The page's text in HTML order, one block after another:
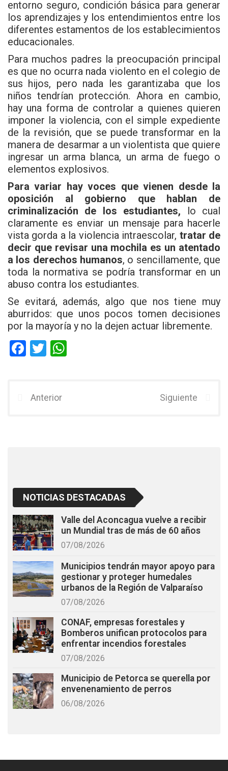
entorno seguro, condición básica para generar
los aprendizajes y los entendimientos entre los
diferentes estamentos de los establecimientos
educacionales.
Para muchos padres la preocupación principal
es que no ocurra nada violento en el colegio de
sus hijos, pero nada les garantizaba que los
niños tendrían protección. Ahora en cambio,
hay una forma de controlar a quienes quieren
imponer la violencia, con el simple expediente
de la revisión, que se puede transformar en la
manera de desarmar a un violentista que quiere
ingresar un arma blanca, un arma de fuego o
elementos explosivos.
Para variar hay voces que vienen desde la
oposición al gobierno que hablan de
criminalización de los estudiantes, lo cual
claramente es enviar un mensaje para hacerle
vista gorda a la violencia intraescolar, tratar de
decir que revisar una mochila es un atentado
a los derechos humanos, o sencillamente, que
toda la normativa se podría transformar en un
abuso contra los estudiantes.
Se evitará, además, algo que nos tiene muy
aburridos: que unos pocos tomen decisiones
por la mayoría y no la dejen actuar libremente.
F
b
T
er
Anterior Siguiente
NOTICIAS DESTACADAS
Valle del Aconcagua vuelve a recibir
un Mundial tras de más de 60 años
07/08/2026
Municipios tendrán mayor apoyo para
gestionar y proteger humedales
urbanos de la Región de Valparaíso
07/08/2026
CONAF, empresas forestales y
Bomberos unifican protocolos para
enfrentar incendios forestales
07/08/2026
Municipio de Petorca se querella por
envenenamiento de perros
06/08/2026